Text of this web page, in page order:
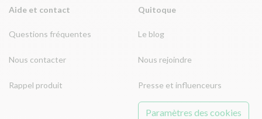
Aide et contact
Questions fréquentes
Nous contacter
Rappel produit
Quitoque
Le blog
Nous rejoindre
Presse et influenceurs
Paramètres des cookies